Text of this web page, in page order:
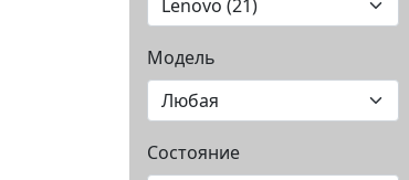
Модель
Состояние